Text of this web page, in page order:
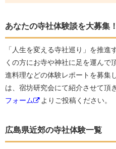
あなたの寺社体験談を大募集！
「人生を変える寺社巡り」を推
くの方にお寺や神社に足を運んで
進料理などの体験レポートを募集
は、宿坊研究会にて紹介させて頂
フォーム
よりご投稿ください。
広島県近郊の寺社体験一覧